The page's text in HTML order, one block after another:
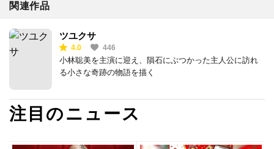
関連作品
ツユクサ
4.0 446
小林聡美を主演に迎え、隕石にぶつかった主人公に訪れ
る小さな奇跡の物語を描く
注目のニュース